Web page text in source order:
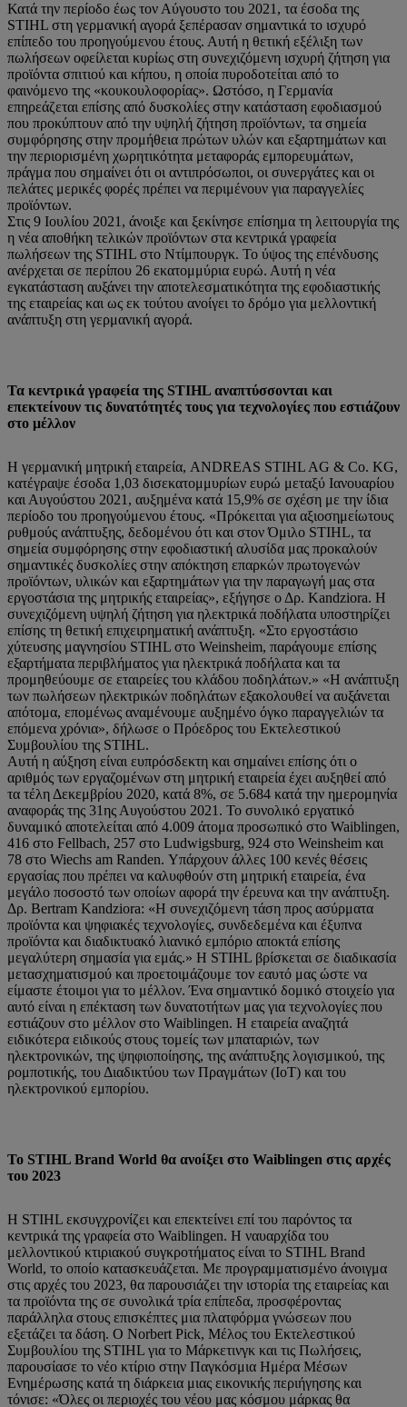
Κατά την περίοδο έως τον Αύγουστο του 2021, τα έσοδα της
STIHL στη γερμανική αγορά ξεπέρασαν σημαντικά το ισχυρό
επίπεδο του προηγούμενου έτους. Αυτή η θετική εξέλιξη των
πωλήσεων οφείλεται κυρίως στη συνεχιζόμενη ισχυρή ζήτηση για
προϊόντα σπιτιού και κήπου, η οποία πυροδοτείται από το
φαινόμενο της «κουκουλοφορίας». Ωστόσο, η Γερμανία
επηρεάζεται επίσης από δυσκολίες στην κατάσταση εφοδιασμού
που προκύπτουν από την υψηλή ζήτηση προϊόντων, τα σημεία
συμφόρησης στην προμήθεια πρώτων υλών και εξαρτημάτων και
την περιορισμένη χωρητικότητα μεταφοράς εμπορευμάτων,
πράγμα που σημαίνει ότι οι αντιπρόσωποι, οι συνεργάτες και οι
πελάτες μερικές φορές πρέπει να περιμένουν για παραγγελίες
προϊόντων.
Στις 9 Ιουλίου 2021, άνοιξε και ξεκίνησε επίσημα τη λειτουργία της
η νέα αποθήκη τελικών προϊόντων στα κεντρικά γραφεία
πωλήσεων της STIHL στο Ντίμπουργκ. Το ύψος της επένδυσης
ανέρχεται σε περίπου 26 εκατομμύρια ευρώ. Αυτή η νέα
εγκατάσταση αυξάνει την αποτελεσματικότητα της εφοδιαστικής
της εταιρείας και ως εκ τούτου ανοίγει το δρόμο για μελλοντική
ανάπτυξη στη γερμανική αγορά.
Τα κεντρικά γραφεία της STIHL αναπτύσσονται και
επεκτείνουν τις δυνατότητές τους για τεχνολογίες που εστιάζουν
στο μέλλον
Η γερμανική μητρική εταιρεία, ANDREAS STIHL AG & Co. KG,
κατέγραψε έσοδα 1,03 δισεκατομμυρίων ευρώ μεταξύ Ιανουαρίου
και Αυγούστου 2021, αυξημένα κατά 15,9% σε σχέση με την ίδια
περίοδο του προηγούμενου έτους. «Πρόκειται για αξιοσημείωτους
ρυθμούς ανάπτυξης, δεδομένου ότι και στον Όμιλο STIHL, τα
σημεία συμφόρησης στην εφοδιαστική αλυσίδα μας προκαλούν
σημαντικές δυσκολίες στην απόκτηση επαρκών πρωτογενών
προϊόντων, υλικών και εξαρτημάτων για την παραγωγή μας στα
εργοστάσια της μητρικής εταιρείας», εξήγησε ο Δρ. Kandziora. Η
συνεχιζόμενη υψηλή ζήτηση για ηλεκτρικά ποδήλατα υποστηρίζει
επίσης τη θετική επιχειρηματική ανάπτυξη. «Στο εργοστάσιο
χύτευσης μαγνησίου STIHL στο Weinsheim, παράγουμε επίσης
εξαρτήματα περιβλήματος για ηλεκτρικά ποδήλατα και τα
προμηθεύουμε σε εταιρείες του κλάδου ποδηλάτων.» «Η ανάπτυξη
των πωλήσεων ηλεκτρικών ποδηλάτων εξακολουθεί να αυξάνεται
απότομα, επομένως αναμένουμε αυξημένο όγκο παραγγελιών τα
επόμενα χρόνια», δήλωσε ο Πρόεδρος του Εκτελεστικού
Συμβουλίου της STIHL.
Αυτή η αύξηση είναι ευπρόσδεκτη και σημαίνει επίσης ότι ο
αριθμός των εργαζομένων στη μητρική εταιρεία έχει αυξηθεί από
τα τέλη Δεκεμβρίου 2020, κατά 8%, σε 5.684 κατά την ημερομηνία
αναφοράς της 31ης Αυγούστου 2021. Το συνολικό εργατικό
δυναμικό αποτελείται από 4.009 άτομα προσωπικό στο Waiblingen,
416 στο Fellbach, 257 στο Ludwigsburg, 924 στο Weinsheim και
78 στο Wiechs am Randen. Υπάρχουν άλλες 100 κενές θέσεις
εργασίας που πρέπει να καλυφθούν στη μητρική εταιρεία, ένα
μεγάλο ποσοστό των οποίων αφορά την έρευνα και την ανάπτυξη.
Δρ. Bertram Kandziora: «Η συνεχιζόμενη τάση προς ασύρματα
προϊόντα και ψηφιακές τεχνολογίες, συνδεδεμένα και έξυπνα
προϊόντα και διαδικτυακό λιανικό εμπόριο αποκτά επίσης
μεγαλύτερη σημασία για εμάς.» Η STIHL βρίσκεται σε διαδικασία
μετασχηματισμού και προετοιμάζουμε τον εαυτό μας ώστε να
είμαστε έτοιμοι για το μέλλον. Ένα σημαντικό δομικό στοιχείο για
αυτό είναι η επέκταση των δυνατοτήτων μας για τεχνολογίες που
εστιάζουν στο μέλλον στο Waiblingen. Η εταιρεία αναζητά
ειδικότερα ειδικούς στους τομείς των μπαταριών, των
ηλεκτρονικών, της ψηφιοποίησης, της ανάπτυξης λογισμικού, της
ρομποτικής, του Διαδικτύου των Πραγμάτων (IoT) και του
ηλεκτρονικού εμπορίου.
Το STIHL Brand World θα ανοίξει στο Waiblingen στις αρχές
του 2023
Η STIHL εκσυγχρονίζει και επεκτείνει επί του παρόντος τα
κεντρικά της γραφεία στο Waiblingen. Η ναυαρχίδα του
μελλοντικού κτιριακού συγκροτήματος είναι το STIHL Brand
World, το οποίο κατασκευάζεται. Με προγραμματισμένο άνοιγμα
στις αρχές του 2023, θα παρουσιάζει την ιστορία της εταιρείας και
τα προϊόντα της σε συνολικά τρία επίπεδα, προσφέροντας
παράλληλα στους επισκέπτες μια πλατφόρμα γνώσεων που
εξετάζει τα δάση. Ο Norbert Pick, Μέλος του Εκτελεστικού
Συμβουλίου της STIHL για το Μάρκετινγκ και τις Πωλήσεις,
παρουσίασε το νέο κτίριο στην Παγκόσμια Ημέρα Μέσων
Ενημέρωσης κατά τη διάρκεια μιας εικονικής περιήγησης και
τόνισε: «Όλες οι περιοχές του νέου μας κόσμου μάρκας θα